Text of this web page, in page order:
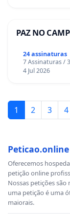
PAZ NO
24 assinaturas
7 Assinaturas /
4 Jul 2026
1 2 3 4
Peticao.online
Oferecemos
petição online
Nossas petições
uma petição é uma
maiorais.